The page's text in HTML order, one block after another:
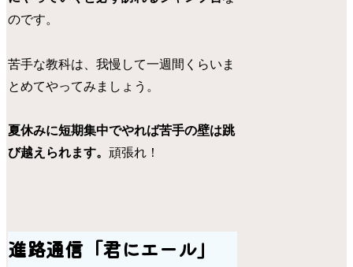
のです。
苦手な教科は、我慢して一週間くらいま
とめてやってみましょう。
夏休みに短期集中でやれば苦手の壁は跳
び越えられます。頑張れ！
進路通信「君にエール」